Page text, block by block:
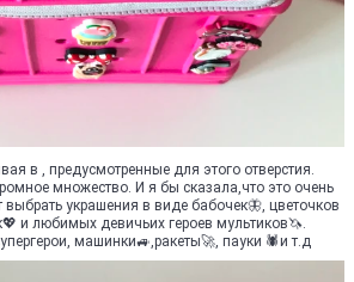
в , предусмотренные для этого отверстия.
множество. И я бы сказала,что это очень
украшения в виде бабочек🦋, цветочков
и любимых девичьих героев мультиков🦄.
машинки🚙,ракеты🚀, пауки 🕷и т.д